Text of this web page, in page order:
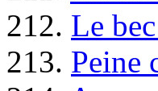
212. Le
213. Peine